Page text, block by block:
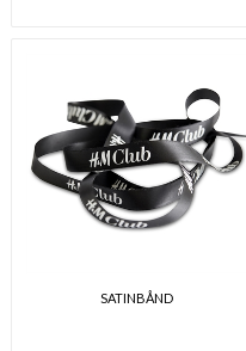
SATINBÅND